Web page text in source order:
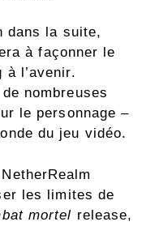
dans la suite,
à façonner le
à l’avenir.
nombreuses
le personnage –
du jeu vidéo.
les limites de
mortel release,